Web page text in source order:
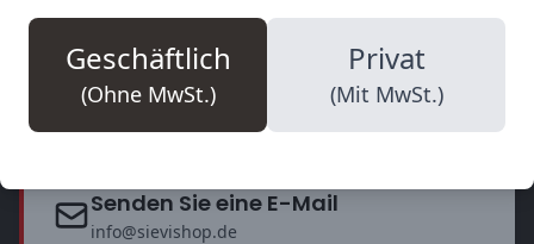
Geschäftlich
(Ohne MwSt.)
Privat
(Mit MwSt.)
Phone
WhatsApp
Start chat
Senden Sie eine E-Mail
info@sievishop.de